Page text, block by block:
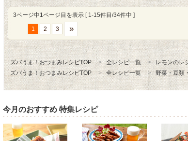
3ページ中1ページ目を表示 [ 1-15件目/34件中 ]
1 2 3 »
ズバうま！おつまみレシピTOP 全レシピ一覧
レモンのレ
ズバうま！おつまみレシピTOP
全レシピ一覧 野菜・豆類
今月のおすすめ 特集レシピ